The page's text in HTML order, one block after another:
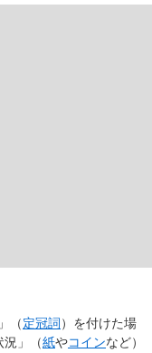
」（定冠詞）を付けた場
況」（紙やコインなど）